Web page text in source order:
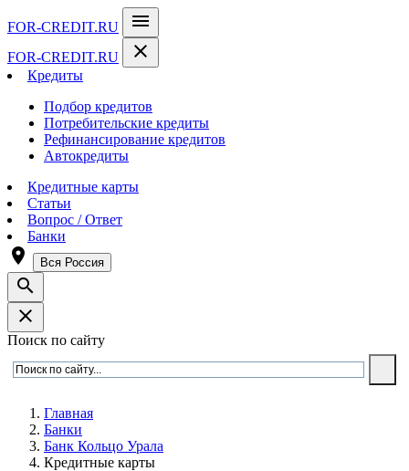
FOR-CREDIT.RU menu
FOR-CREDIT.RU close
Кредиты
Подбор кредитов
Потребительские кредиты
Рефинансирование кредитов
Автокредиты
Кредитные карты
Статьи
Вопрос / Ответ
Банки
room Вся Россия
search
close
Поиск по сайту
Главная
Банки
Банк Кольцо Урала
Кредитные карты